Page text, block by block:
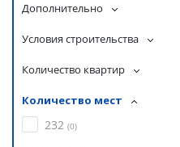
Дополнительно
Условия строительства
Количество квартир
Количество мест
232 (0)